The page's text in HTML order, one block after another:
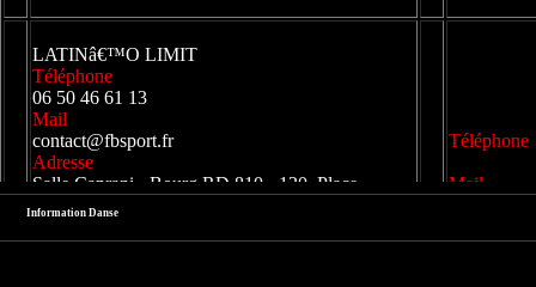
Information Danse